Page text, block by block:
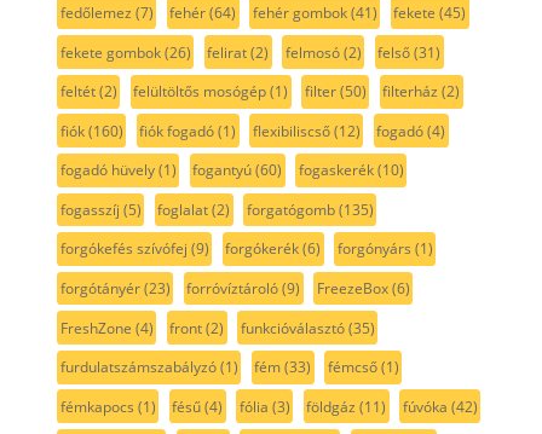
fedőlemez (7) fehér(64) fehér gombok(41) fekete (45)
fekete gombok(26) felirat(2) felmosó(2) felső(31)
feltét(2) felültöltős mosógép(1) filter(50) filterház (2)
fiók(160) fiók fogadó(1) flexibiliscső(12) fogadó(4)
fogadó hüvely(1) fogantyú(60) fogaskerék(10)
fogasszíj (5) foglalat(2) forgatógomb(135)
forgókefés szívófej (9) forgókerék(6) forgónyárs (1)
forgótányér(23) forróvíztároló(9) FreezeBox(6)
FreshZone (4) front(2) funkcióválasztó(35)
furdulatszámszabályzó(1) fém(33) fémcső(1)
fémkapocs (1) fésű(4) fólia (3) földgáz (11) fúvóka (42)